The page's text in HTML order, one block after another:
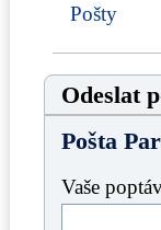
Pošty
Odeslat
Pošta
Vaše